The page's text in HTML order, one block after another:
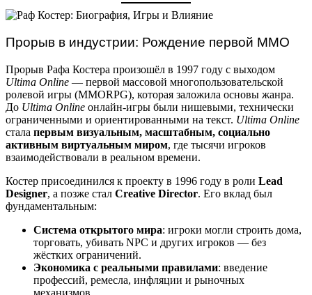
Прорыв в индустрии: Рождение первой MMO
Прорыв Рафа Костера произошёл в 1997 году с выходом
Ultima Online — первой массовой многопользовательской
ролевой игры (MMORPG), которая заложила основы жанра.
До Ultima Online онлайн-игры были нишевыми, технически
ограниченными и ориентированными на текст. Ultima Online
стала первым визуальным, масштабным, социально
активным виртуальным миром, где тысячи игроков
взаимодействовали в реальном времени.
Костер присоединился к проекту в 1996 году в роли Lead
Designer, а позже стал Creative Director. Его вклад был
фундаментальным:
Система открытого мира: игроки могли строить дома,
торговать, убивать NPC и других игроков — без
жёстких ограничений.
Экономика с реальными правилами: введение
профессий, ремесла, инфляции и рыночных
механизмов.